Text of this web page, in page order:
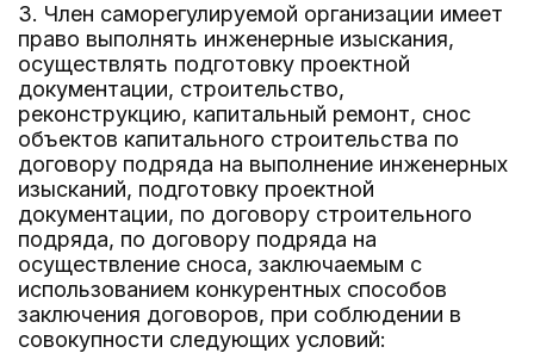
3. Член саморегулируемой организации имеет
право выполнять инженерные изыскания,
осуществлять подготовку проектной
документации, строительство,
реконструкцию, капитальный ремонт, снос
объектов капитального строительства по
договору подряда на выполнение инженерных
изысканий, подготовку проектной
документации, по договору строительного
подряда, по договору подряда на
осуществление сноса, заключаемым с
использованием конкурентных способов
заключения договоров, при соблюдении в
совокупности следующих условий: